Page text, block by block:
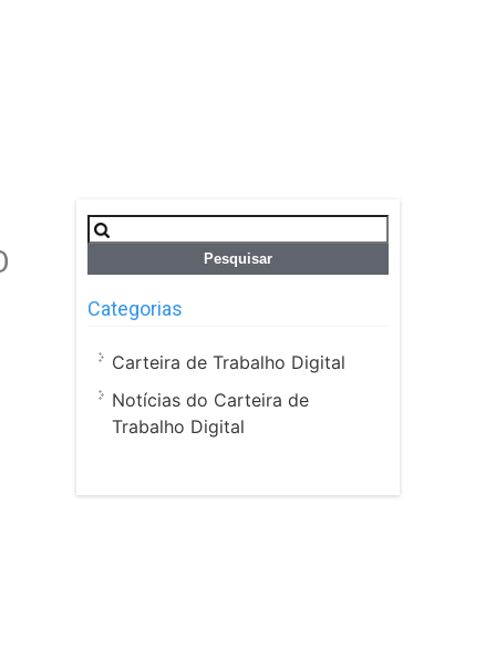
Pesquisar
por:
Categorias
Carteira de Trabalho Digital
Notícias do Carteira de
Trabalho Digital